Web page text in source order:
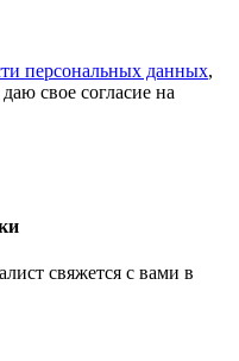
персональных данных,
свое согласие на
свяжется с вами в